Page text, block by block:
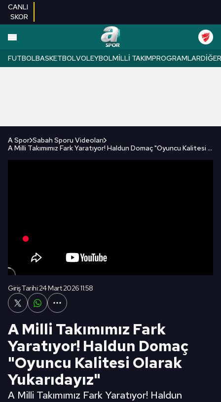
CANLI
SKOR
FUTBOLBASKETBOLVOLEYBOLMILLI TAKIMPROGRAMLARDIĞER
A Spor Sabah Sporu Videoları
A Milli Takımımız Fark Yaratıyor! Haldun Domaç "Oyuncu Kalitesi Olarak Yukarıdayız"
Giriş Tarihi:24 Mart 2026 11:58
A Milli Takımımız Fark
Yaratıyor! Haldun Domaç
"Oyuncu Kalitesi Olarak
Yukarıdayız"
A Milli Takımımız Fark Yaratıyor! Haldun